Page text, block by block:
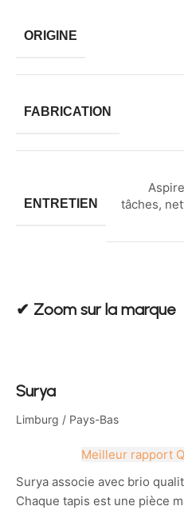
ORIGINE
FABRICATION
ENTRETIEN
tâches,
✔︎ Zoom sur la marque
Surya
Limburg / Pays-Bas
Meilleur rapport
Surya associe avec brio
Chaque tapis est une pièce